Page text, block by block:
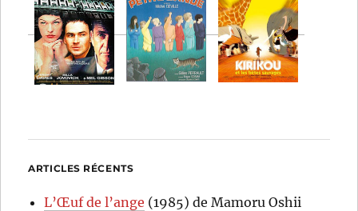
ARTICLES RÉCENTS
L’Œuf de l’ange (1985) de Mamoru Oshii